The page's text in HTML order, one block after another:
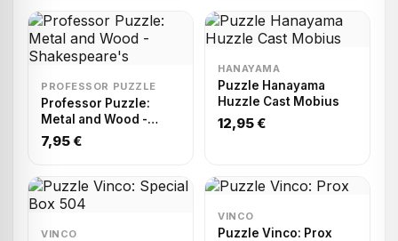
PROFESSOR PUZZLE
Professor Puzzle:
Metal and Wood -
Shakespeare's
7,95 €
HANAYAMA
Puzzle Hanayama
Huzzle Cast Mobius
12,95 €
VINCO
VINCO
Puzzle Vinco: Prox